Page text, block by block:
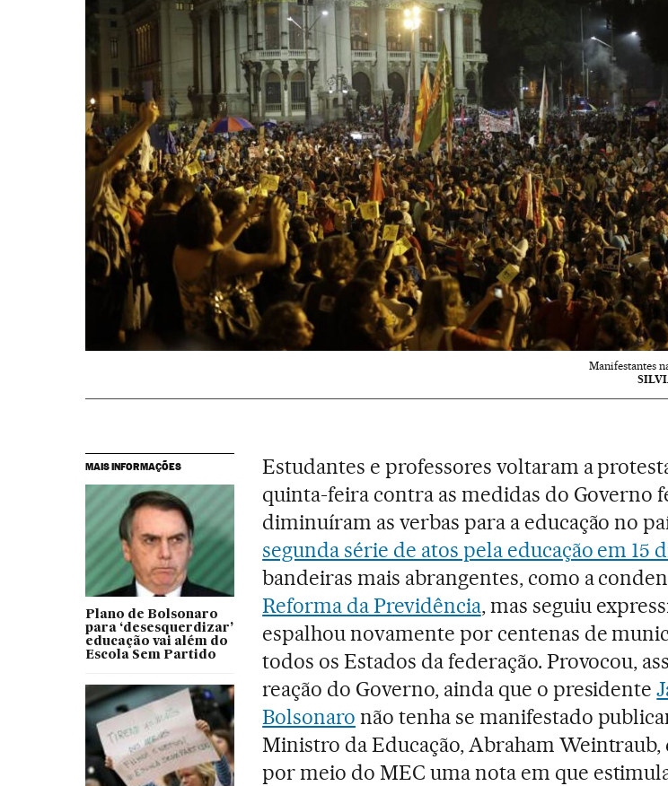
Manifestantes
MAIS INFORMAÇÕES
Plano de Bolsonaro
para ‘desesquerdizar’
educação vai além do
Escola Sem Partido
Estudantes e professores voltaram a
quinta-feira contra as medidas do Governo
diminuíram as verbas para a educação no
segunda série de atos pela educação em 15
bandeiras mais abrangentes, como a
Reforma da Previdência, mas seguiu
espalhou novamente por centenas de
todos os Estados da federação. Provocou,
reação do Governo, ainda que o presidente
Bolsonaro não tenha se manifestado
Ministro da Educação, Abraham
por meio do MEC uma nota em que